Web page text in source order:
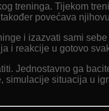
treninga. Tijekom
povećava
i izazvati sami
i reakcije u gotovo
Jednostavno ga
situacija u